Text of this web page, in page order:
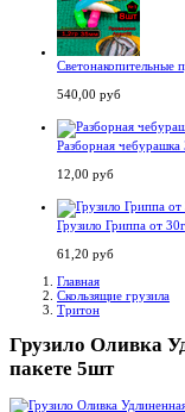
Светонакопительные
540,00 руб
Разборная
12,00 руб
Грузило Гриппа от
61,20 руб
Главная
Скользящие грузила
Тритон
Грузило Оливка
пакете 5шт